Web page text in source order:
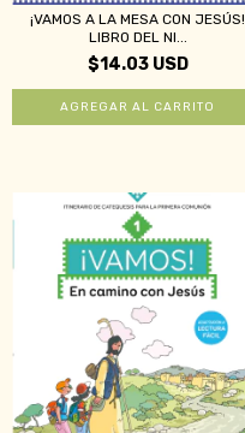
¡VAMOS A LA MESA CON JESÚS!
LIBRO DEL NI...
$14.03 USD